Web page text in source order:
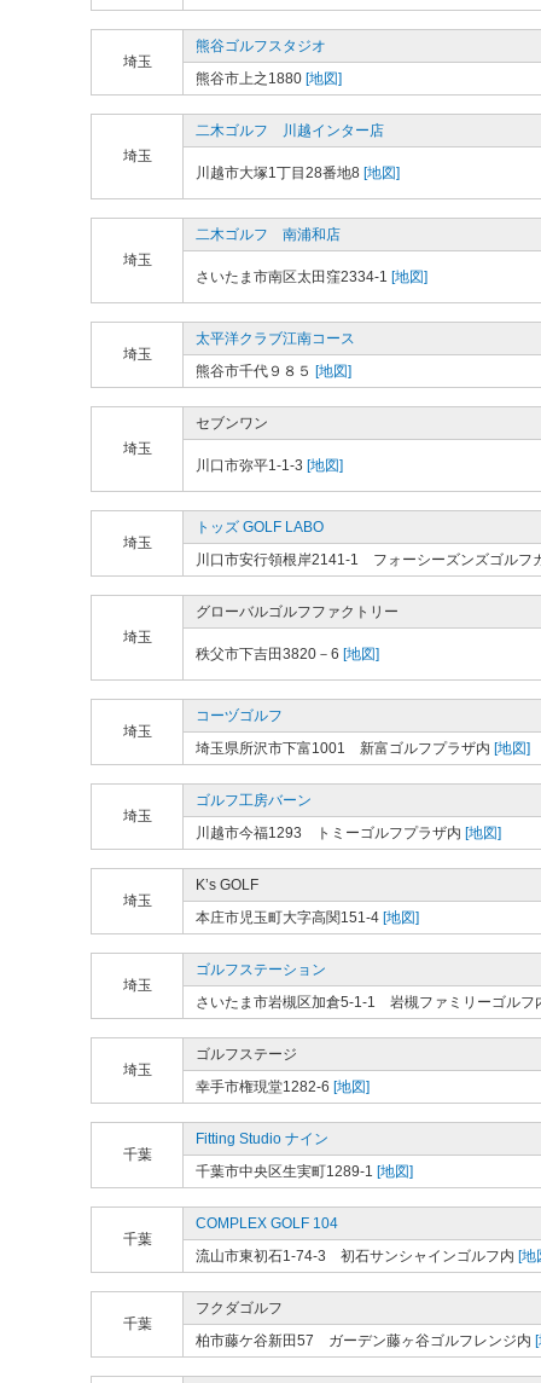
埼玉
熊谷ゴルフスタジオ
熊谷市上之1880 [地図]
埼玉
二木ゴルフ 川越インター店
川越市大塚1丁目28番地8 [地図]
埼玉
二木ゴルフ 南浦和店
さいたま市南区太田窪2334-1 [地図]
埼玉
太平洋クラブ江南コース
熊谷市千代９８５ [地図]
埼玉
セブンワン
川口市弥平1-1-3 [地図]
埼玉
トッズ GOLF LABO
川口市安行領根岸2141-1 フォーシーズンズゴルフ
埼玉
グローバルゴルフファクトリー
秩父市下吉田3820－6 [地図]
埼玉
コーヅゴルフ
埼玉県所沢市下富1001 新富ゴルフプラザ内 [地図]
埼玉
ゴルフ工房バーン
川越市今福1293 トミーゴルフプラザ内 [地図]
埼玉
K’s GOLF
本庄市児玉町大字高関151-4 [地図]
埼玉
ゴルフステーション
さいたま市岩槻区加倉5-1-1 岩槻ファミリーゴルフ
埼玉
ゴルフステージ
幸手市権現堂1282-6 [地図]
千葉
Fitting Studio ナイン
千葉市中央区生実町1289-1 [地図]
千葉
COMPLEX GOLF 104
流山市東初石1-74-3 初石サンシャインゴルフ内 [地
千葉
フクダゴルフ
柏市藤ケ谷新田57 ガーデン藤ヶ谷ゴルフレンジ内